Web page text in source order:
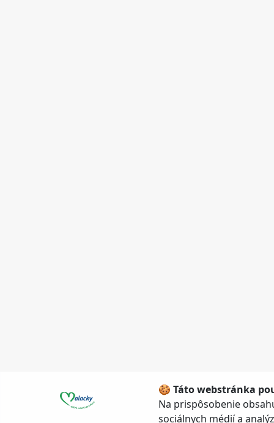
🍪 Táto webstránka
Na prispôsobenie
sociálnych médií a